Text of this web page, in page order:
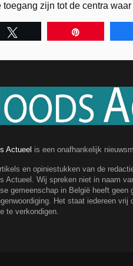
toegang zijn tot de centra
Actueel is een onafhankelijk
en opiniestukken van de
Actueel. Wij spreken niet in naam
gemeenschap in België heeft geen
Het staat iedereen vrij
te verkondigen.